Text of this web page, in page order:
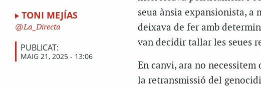
TONI MEJÍAS
La_Directa
PUBLICAT:
MAIG 21, 2025 - 13:06
seua ànsia expansionista, a
deixava de fer amb
van decidir tallar les seues
En canvi, ara no necessitem
la retransmissió del